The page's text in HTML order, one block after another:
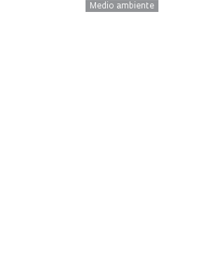
Medio ambiente